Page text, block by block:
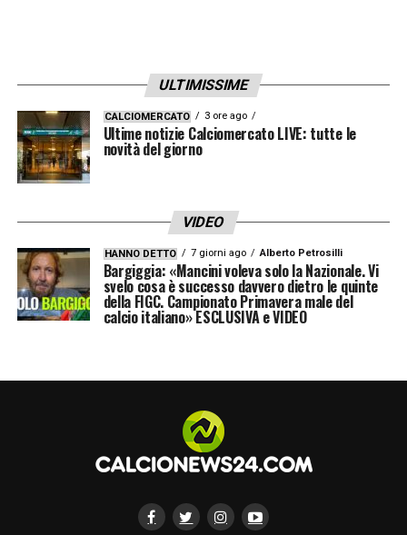
lunga, speriamo che possa arrivare quel
segnale che possa ridare a tutto l’ambiente
quell’entusiasmo che serve».
Lei ha sempre ricordato i suoi momenti a
Torino con piacere. In una costellazione di
istantanee, se dovesse sceglierne una?
«Io ho sempre detto che al Torino ho vissuto
momenti bellissimi in campo, con tante
soddisfazioni. Ma la cosa più bella – e che
celebrazione. Questa per me rimane una
cosa che accade davvero a pochi, per
ULTIMISSIME
CALCIOMERCATO 3 ore ago
Ultime notizie Calciomercato LIVE: tutte le
novità del giorno
VIDEO
HANNO DETTO 7 giorni ago Alberto Petrosilli
Bargiggia: «Mancini voleva solo la Nazionale. Vi
svelo cosa è successo davvero dietro le quinte
della FIGC. Campionato Primavera male del
calcio italiano» ESCLUSIVA e VIDEO